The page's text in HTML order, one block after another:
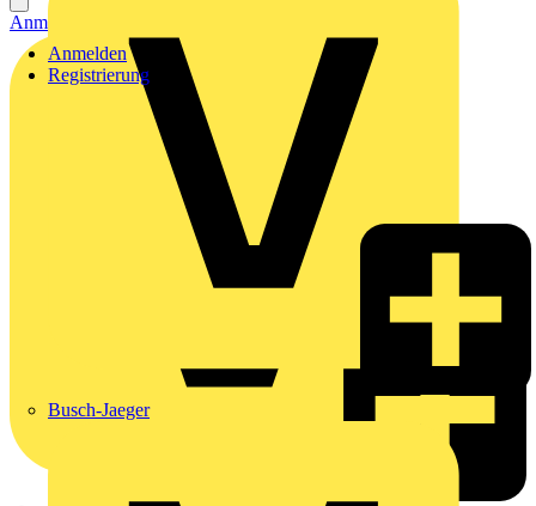
Busch-Jaeger
Anmelden
Registrierung
Anmelden